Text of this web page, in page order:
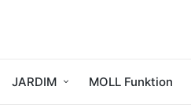
JARDIM MOLL Funktion